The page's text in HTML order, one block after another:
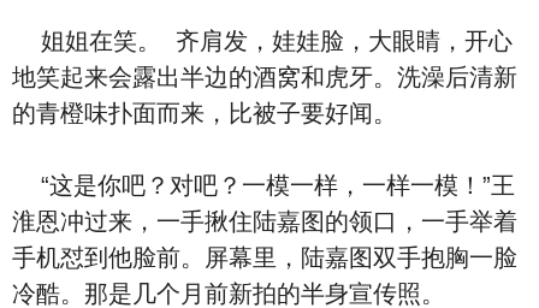
姐姐在笑。 齐肩发，娃娃脸，大眼睛，开心
地笑起来会露出半边的酒窝和虎牙。洗澡后清新
的青橙味扑面而来，比被子要好闻。
“这是你吧？对吧？一模一样，一样一模！”王
淮恩冲过来，一手揪住陆嘉图的领口，一手举着
手机怼到他脸前。屏幕里，陆嘉图双手抱胸一脸
冷酷。那是几个月前新拍的半身宣传照。